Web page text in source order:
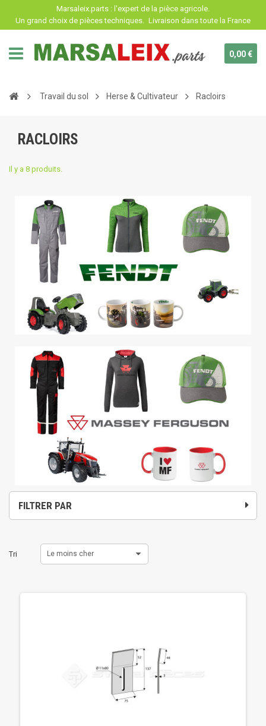
Marsaleix.parts : l'expert de la pièce agricole.
Un grand choix de pièces techniques. Livraison dans toute la France
0,00 €
Travail du sol Herse & Cultivateur Racloirs
RACLOIRS
Il y a 8 produits.
FILTRER PAR
Tri Le moins cher
Panneau de gestion des cookies